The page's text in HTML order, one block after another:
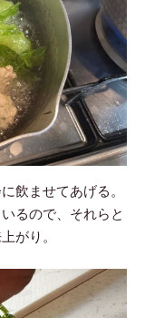
飲ませてあげる。
るので、それらと
がり。